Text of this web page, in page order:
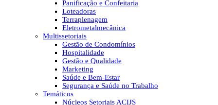
Panificação e Confeitaria
Loteadoras
Terraplenagem
Eletrometalmecânica
Multissetoriais
Gestão de Condomínios
Hospitalidade
Gestão e Qualidade
Marketing
Saúde e Bem-Estar
Segurança e Saúde no Trabalho
Temáticos
Núcleos Setoriais ACIJS